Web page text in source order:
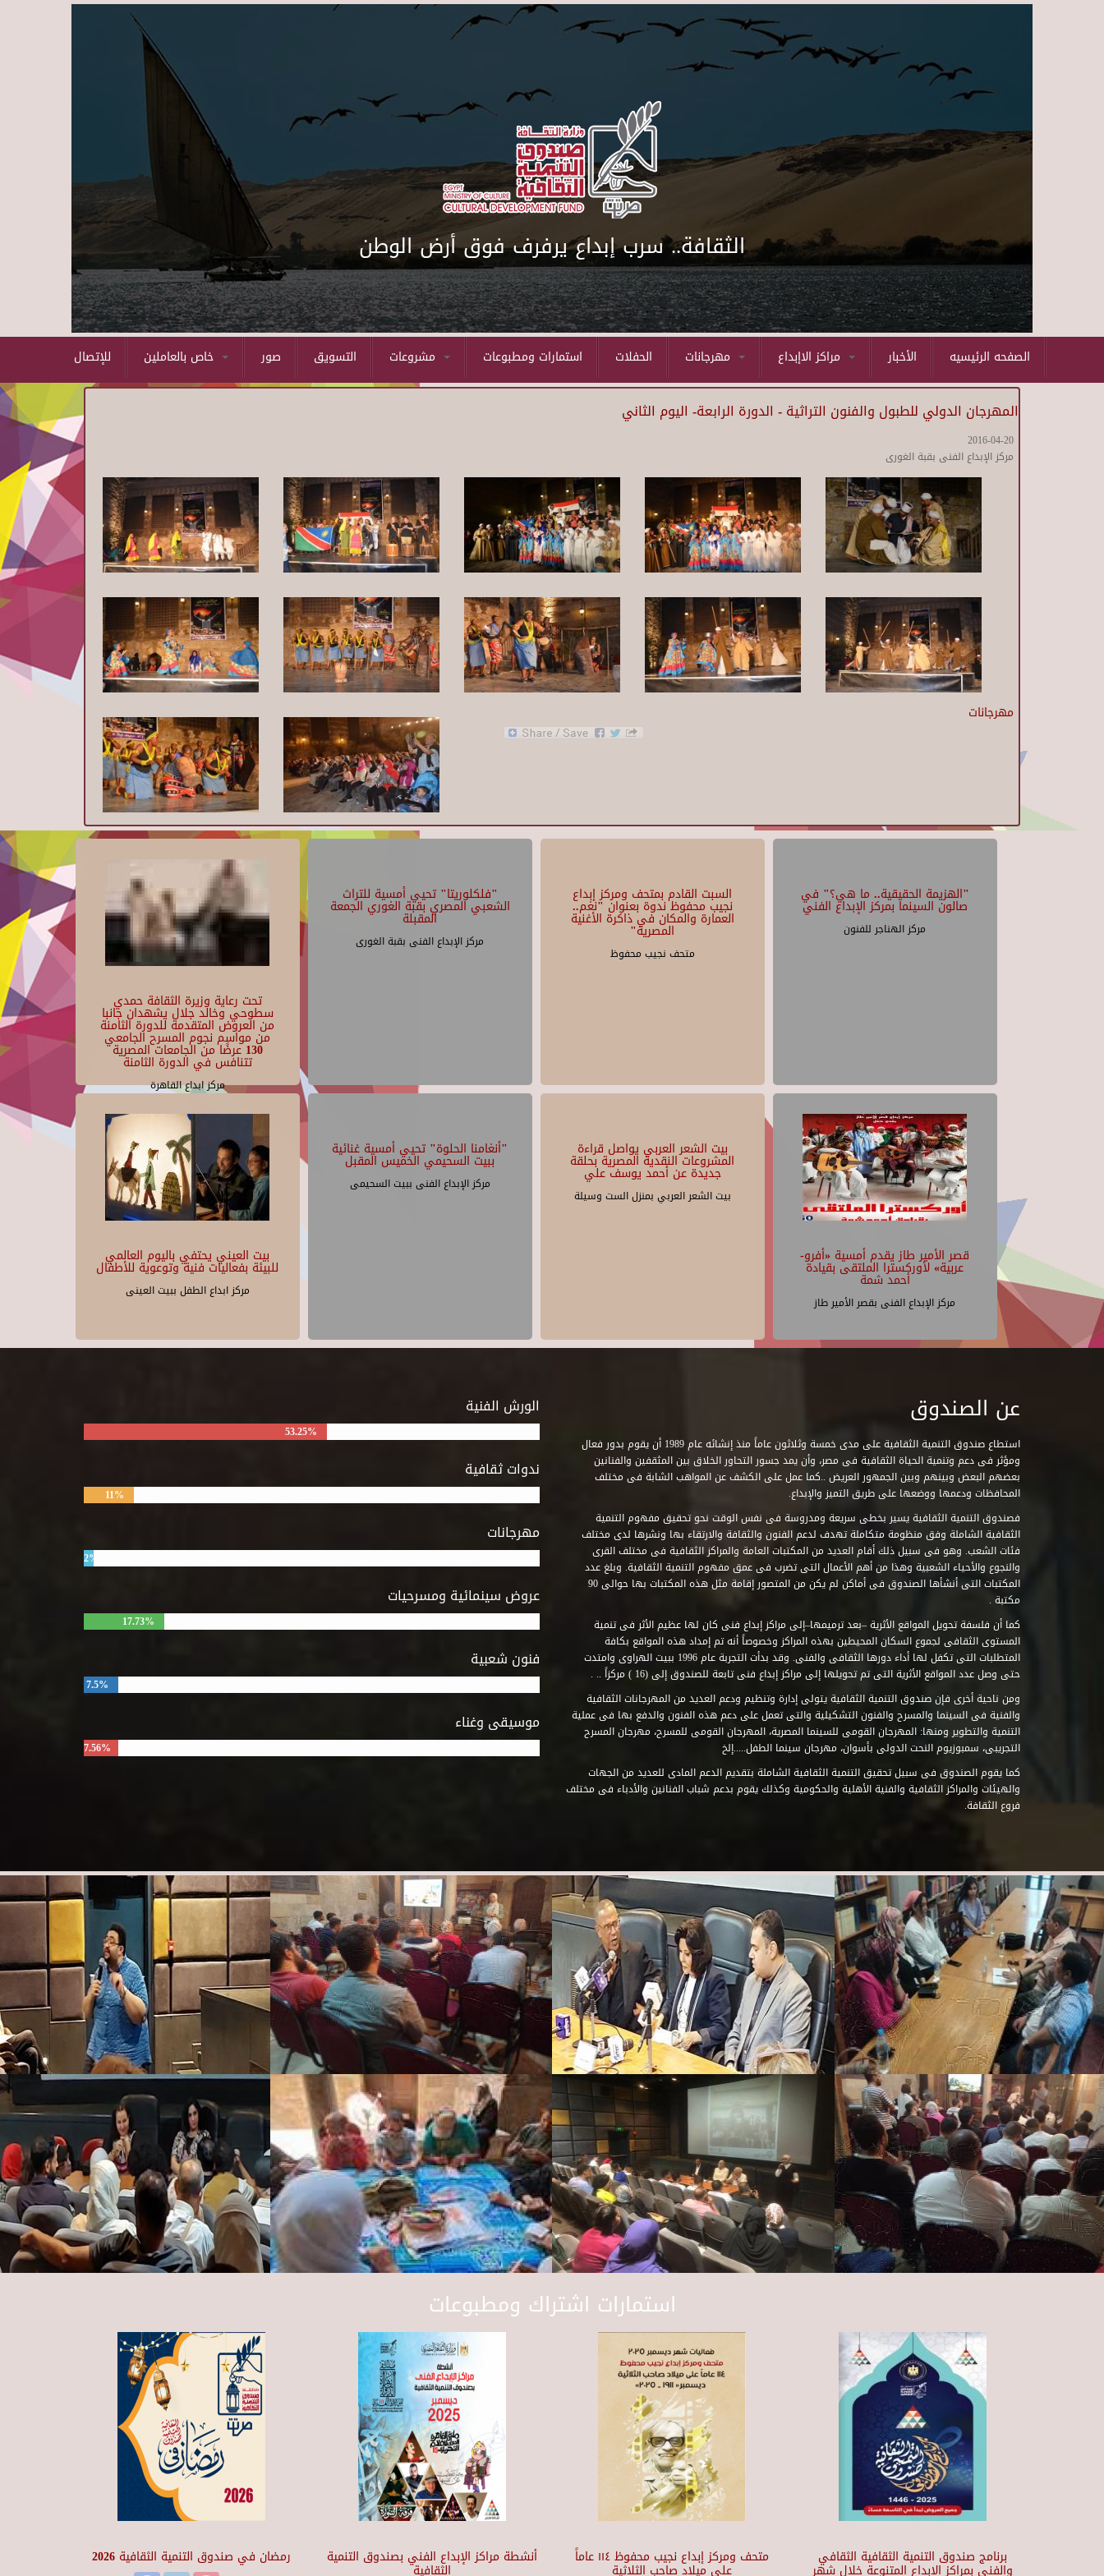
Skip to main content
الثقافة.. سرب إبداع يرفرف فوق أرض الوطن
للإتصال صور التسويق استمارات ومطبوعات الحفلات الأخبار الصفحه الرئيسيه
المهرجان الدولي للطبول والفنون التراثية - الدورة الرابعة- اليوم الثاني
2016-04-20
مركز الإبداع الفنى بقبة الغورى
مهرجانات
تحت رعاية وزيرة الثقافة حمدي
سطوحي وخالد جلال يشهدان جانبا
من العروض المتقدمة للدورة الثامنة
من مواسم نجوم المسرح الجامعي
130 عرضًا من الجامعات المصرية
تتنافس في الدورة الثامنة
مركز ابداع القاهرة
"فلكلوريتا" تحيي أمسية للتراث
الشعبي المصري بقبة الغوري الجمعة
المقبلة
مركز الإبداع الفنى بقبة الغورى
السبت القادم بمتحف ومركز إبداع
نجيب محفوظ ندوة بعنوان "نغم..
العمارة والمكان في ذاكرة الأغنية
المصرية"
متحف نجيب محفوظ
"الهزيمة الحقيقية.. ما هي؟" في
صالون السينما بمركز الإبداع الفني
مركز الهناجر للفنون
بيت العيني يحتفي باليوم العالمي
للبيئة بفعاليات فنية وتوعوية للأطفال
مركز ابداع الطفل ببيت العينى
"أنغامنا الحلوة" تحيي أمسية غنائية
ببيت السحيمي الخميس المقبل
مركز الإبداع الفنى ببيت السحيمى
بيت الشعر العربي يواصل قراءة
المشروعات النقدية المصرية بحلقة
جديدة عن أحمد يوسف علي
بيت الشعر العربي بمنزل الست وسيلة
قصر الأمير طاز يقدم أمسية «أفرو-
عربية» لأوركسترا الملتقى بقيادة
أحمد شمة
مركز الإبداع الفنى بقصر الأمير طاز
الورش الفنية
53.25%
ندوات ثقافية
11%
مهرجانات
2%
عروض سينمائية ومسرحيات
17.73%
فنون شعبية
7.5%
موسيقى وغناء
7.56%
عن الصندوق
استطاع صندوق التنمية الثقافية على مدى خمسة وثلاثون عاماً منذ إنشائه عام 1989 أن يقوم بدور فعال
ومؤثر فى دعم وتنمية الحياة الثقافية فى مصر، وأن يمد جسور التحاور الخلاق بين المثقفين والفنانين
بعضهم البعض وبينهم وبين الجمهور العريض ..كما عمل على الكشف عن المواهب الشابة فى مختلف
المحافظات ودعمها ووضعها على طريق التميز والإبداع.
فصندوق التنمية الثقافية يسير بخطى سريعة ومدروسة فى نفس الوقت نحو تحقيق مفهوم التنمية
الثقافية الشاملة وفق منظومة متكاملة تهدف لدعم الفنون والثقافة والارتقاء بها ونشرها لدى مختلف
فئات الشعب. وهو فى سبيل ذلك أقام العديد من المكتبات العامة والمراكز الثقافية فى مختلف القرى
والنجوع والأحياء الشعبية وهذا من أهم الأعمال التى تضرب فى عمق مفهوم التنمية الثقافية. وبلغ عدد
المكتبات التى أنشأها الصندوق فى أماكن لم يكن من المتصور إقامة مثل هذه المكتبات بها حوالى 90
مكتبة .
كما أن فلسفة تحويل المواقع الأثرية –بعد ترميمها–إلى مراكز إبداع فنى كان لها عظيم الأثر فى تنمية
المستوى الثقافى لجموع السكان المحيطين بهذه المراكز وخصوصاً أنه تم إمداد هذه المواقع بكافة
المتطلبات التى تكفل لها أداء دورها الثقافى والفنى. وقد بدأت التجربة عام 1996 ببيت الهراوى وامتدت
حتى وصل عدد المواقع الأثرية التى تم تحويلها إلى مراكز إبداع فنى تابعة للصندوق إلى (16 ) مركزاً .. .
ومن ناحية أخرى فإن صندوق التنمية الثقافية يتولى إدارة وتنظيم ودعم العديد من المهرجانات الثقافية
والفنية فى السينما والمسرح والفنون التشكيلية والتى تعمل على دعم هذه الفنون والدفع بها فى عملية
التنمية والتطوير ومنها: المهرجان القومى للسينما المصرية، المهرجان القومى للمسرح، مهرجان المسرح
التجريبى، سمبوزيوم النحت الدولى بأسوان، مهرجان سينما الطفل.....إلخ
كما يقوم الصندوق فى سبيل تحقيق التنمية الثقافية الشاملة بتقديم الدعم المادى للعديد من الجهات
والهيئات والمراكز الثقافية والفنية الأهلية والحكومية وكذلك يقوم بدعم شباب الفنانين والأدباء فى مختلف
فروع الثقافة.
استمارات اشتراك ومطبوعات
رمضان في صندوق التنمية الثقافية 2026
أنشطة مراكز الإبداع الفني بصندوق التنمية
الثقافية
متحف ومركز إبداع نجيب محفوظ ١١٤ عاماً
على ميلاد صاحب الثلاثية
برنامج صندوق التنمية الثقافية الثقافي
والفني بمراكز الابداع المتنوعة خلال شهر